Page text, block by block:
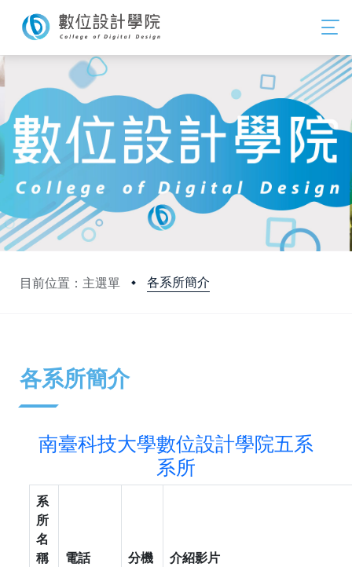
目前位置：主選單 各系所簡介
各系所簡介
南臺科技大學數位設計學院五系
系所
系
所
名
稱
電話 分機 介紹影片